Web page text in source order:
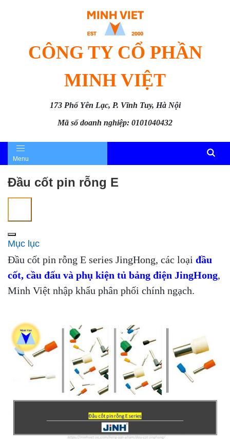
CÔNG TY CỔ PHẦN
MINH VIỆT
173 Phố Yên Lạc, P. Vĩnh Tuy, Hà Nội
Mã số doanh nghiệp: 0101040432
Menu
Đầu cốt pin rỗng E
Mục lục
Đầu cốt pin rỗng E series JingHong, các loại đầu
cốt, cầu đấu và phụ kiện tủ bảng điện JingHong,
Minh Việt nhập khẩu phân phối chính ngạch.